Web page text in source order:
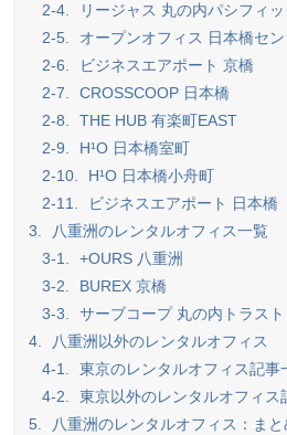
2-4.
リージャス 丸の内パシフィ
2-5.
オープンオフィス 日本橋セ
2-6.
ビジネスエアポート 京橋
2-7.
CROSSCOOP 日本橋
2-8.
THE HUB 有楽町EAST
2-9.
H¹O 日本橋室町
2-10.
H¹O 日本橋小舟町
2-11.
ビジネスエアポート 日本橋
3.
八重洲のレンタルオフィス一覧
3-1.
+OURS 八重洲
3-2.
BUREX 京橋
3-3.
サーブコープ 丸の内トラス
4.
八重洲以外のレンタルオフィス
4-1.
東京のレンタルオフィス記事
4-2.
東京以外のレンタルオフィス
5.
八重洲のレンタルオフィス：まと